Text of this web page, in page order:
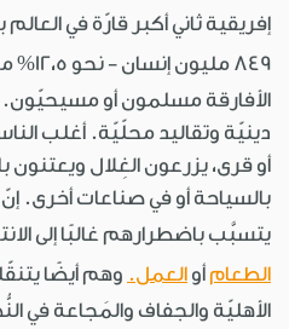
إفريقية ثاني أكبر قارّة في
849 مليون إنسان - نحو 12،5% من
الأفارقة مسلمون أو
دينيّة وتقاليد محلّيّة. أغلب
أو قرى، يزرعون الغِلال ويعتنون
بالسياحة أو في صناعات أخرى.
يتسبَّب باضطرارهم غالبًا إلى
الطعامأو العمل. وهم أيضًا
الأهليّة والجفاف والمَجاعة في